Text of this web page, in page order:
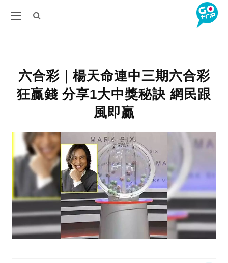
六合彩｜楊天命連中三期六合彩
狂贏錢 分享1大中獎秘訣 網民跟
風即贏